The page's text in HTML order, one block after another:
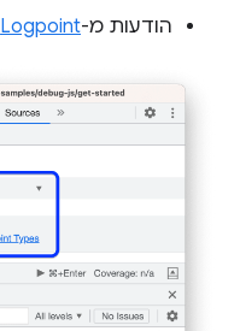
הודעות מ-Logpoint